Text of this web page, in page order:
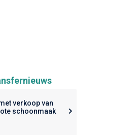
verkoop van
schoonmaak